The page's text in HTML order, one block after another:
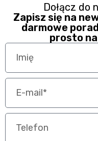
Dołącz do
Zapisz się na
darmowe
prosto